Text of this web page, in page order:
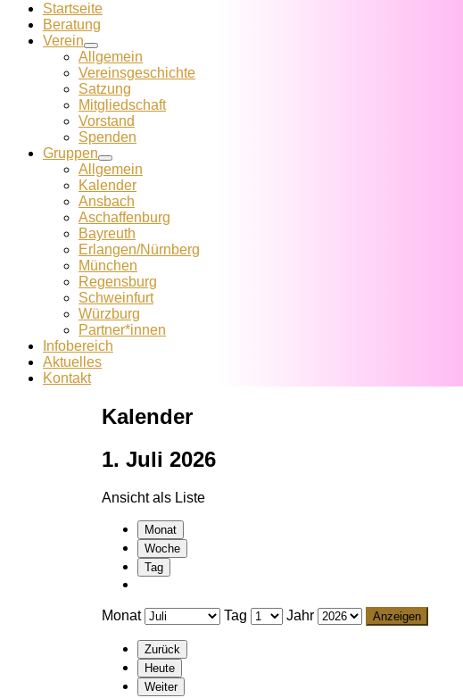
Startseite
Beratung
Verein
Allgemein
Vereins­geschichte
Satzung
Mitglied­schaft
Vorstand
Spenden
Gruppen
Allgemein
Kalender
Ansbach
Aschaffenburg
Bayreuth
Erlangen/Nürnberg
München
Regensburg
Schweinfurt
Würzburg
Partner*innen
Infobereich
Aktuelles
Kontakt
Kalender
1. Juli 2026
Ansicht als Liste
Monat
Woche
Tag
Monat Tag Jahr
Zurück
Heute
Weiter